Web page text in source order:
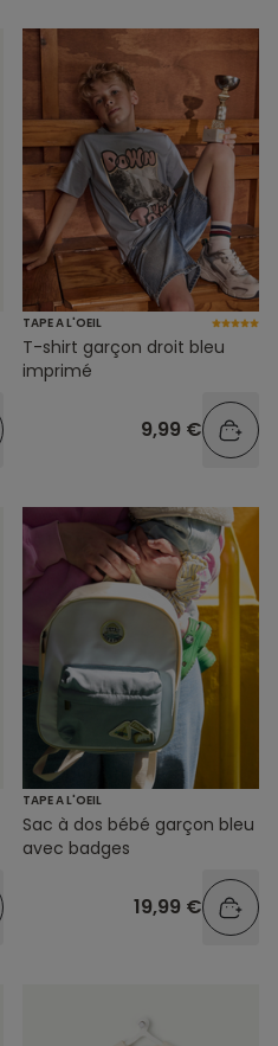
TAPE A L'OEIL
T-shirt garçon droit bleu
imprimé
9,99 €
TAPE A L'OEIL
Sac à dos bébé garçon bleu
avec badges
19,99 €